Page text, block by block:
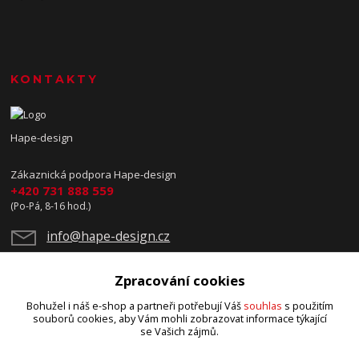
KONTAKTY
Hape-design
Zákaznická podpora Hape-design
+420 731 888 559
(Po-Pá, 8-16 hod.)
info@hape-design.cz
Zpracování cookies
Bohužel i náš e-shop a partneři potřebují Váš souhlas s použitím
souborů cookies, aby Vám mohli zobrazovat informace týkající
se Vašich zájmů.